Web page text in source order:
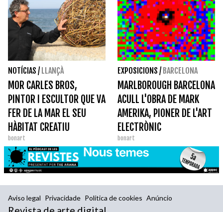
NOTÍCIAS / LLANÇÀ
MOR CARLES BROS,
PINTOR I ESCULTOR QUE VA
FER DE LA MAR EL SEU
HÀBITAT CREATIU
bonart
EXPOSICIONS / BARCELONA
MARLBOROUGH BARCELONA
ACULL L'OBRA DE MARK
AMERIKA, PIONER DE L'ART
ELECTRÒNIC
bonart
Aviso legal Privacidade Política de cookies Anúncio